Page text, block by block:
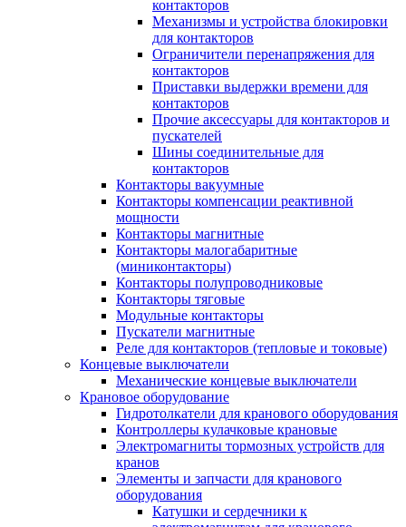
контакторов
Механизмы и устройства блокировки
для контакторов
Ограничители перенапряжения для
контакторов
Приставки выдержки времени для
контакторов
Прочие аксессуары для контакторов и
пускателей
Шины соединительные для
контакторов
Контакторы вакуумные
Контакторы компенсации реактивной
мощности
Контакторы магнитные
Контакторы малогабаритные
(миниконтакторы)
Контакторы полупроводниковые
Контакторы тяговые
Модульные контакторы
Пускатели магнитные
Реле для контакторов (тепловые и токовые)
Концевые выключатели
Механические концевые выключатели
Крановое оборудование
Гидротолкатели для кранового оборудования
Контроллеры кулачковые крановые
Электромагниты тормозных устройств для
кранов
Элементы и запчасти для кранового
оборудования
Катушки и сердечники к